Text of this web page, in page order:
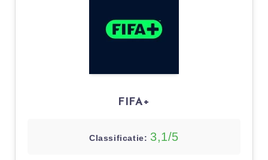
FIFA+
Classificatie: 3,1/5